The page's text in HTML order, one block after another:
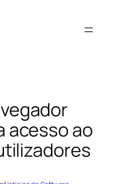
acesso ao